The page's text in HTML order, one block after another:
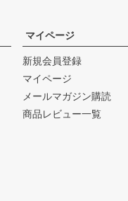
マイページ
新規会員登録
マイページ
メールマガジン購読
商品レビュー一覧